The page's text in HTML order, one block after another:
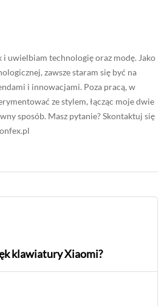
i uwielbiam technologię oraz modę. Jako
zawsze staram się być na
i innowacjami. Poza pracą, w
ze stylem, łącząc moje dwie
sposób. Masz pytanie? Skontaktuj się
klawiatury Xiaomi?